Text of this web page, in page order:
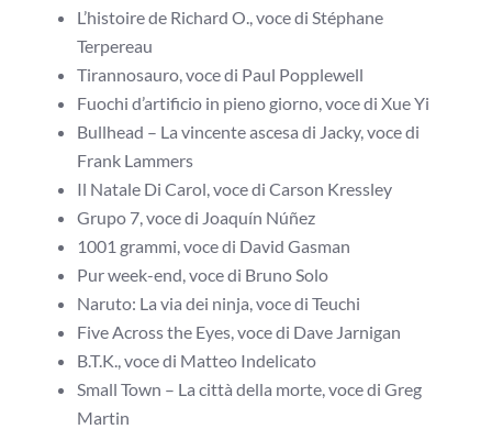
L’histoire de Richard O., voce di Stéphane
Terpereau
Tirannosauro, voce di Paul Popplewell
Fuochi d’artificio in pieno giorno, voce di Xue Yi
Bullhead – La vincente ascesa di Jacky, voce di
Frank Lammers
Il Natale Di Carol, voce di Carson Kressley
Grupo 7, voce di Joaquín Núñez
1001 grammi, voce di David Gasman
Pur week-end, voce di Bruno Solo
Naruto: La via dei ninja, voce di Teuchi
Five Across the Eyes, voce di Dave Jarnigan
B.T.K., voce di Matteo Indelicato
Small Town – La città della morte, voce di Greg
Martin